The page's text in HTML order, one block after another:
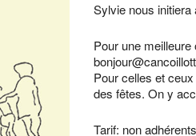
Sylvie nous
Pour une
Pour celles et
des fêtes. On y
Tarif: non